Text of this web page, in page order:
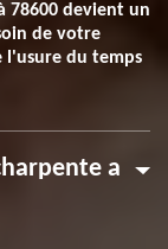
78600 devient un
de votre
l'usure du temps
a